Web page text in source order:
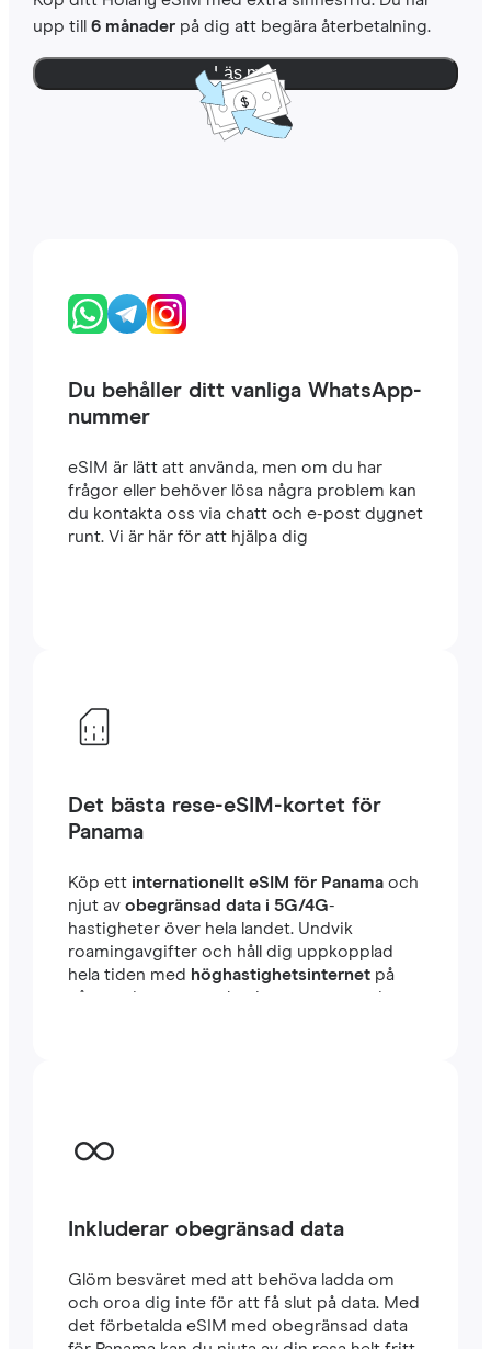
upp till 6 månaderpå dig att begära återbetalning.
Läs mer
Du behåller ditt vanliga WhatsApp-
nummer
eSIM är lätt att använda, men om du har
frågor eller behöver lösa några problem kan
du kontakta oss via chatt och e-post dygnet
runt. Vi är här för att hjälpa dig
Det bästa rese-eSIM-kortet för
Panama
Köp ett internationellt eSIM för Panamaoch
njut av obegränsad data i 5G/4G-
hastigheter över hela landet. Undvik
roamingavgifter och håll dig uppkopplad
hela tiden med höghastighetsinternetpå
några minuter utomlands, oavsett om du
Inkluderar obegränsad data
Glöm besväret med att behöva ladda om
och oroa dig inte för att få slut på data. Med
det förbetalda eSIM med obegränsad data